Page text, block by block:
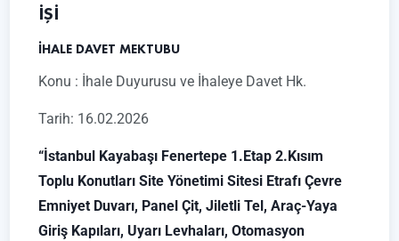
İŞİ
İHALE DAVET MEKTUBU
Konu : İhale Duyurusu ve İhaleye Davet Hk.
Tarih: 16.02.2026
“İstanbul Kayabaşı Fenertepe 1.Etap 2.Kısım
Toplu Konutları Site Yönetimi Sitesi Etrafı Çevre
Emniyet Duvarı, Panel Çit, Jiletli Tel, Araç-Yaya
Giriş Kapıları, Uyarı Levhaları, Otomasyon